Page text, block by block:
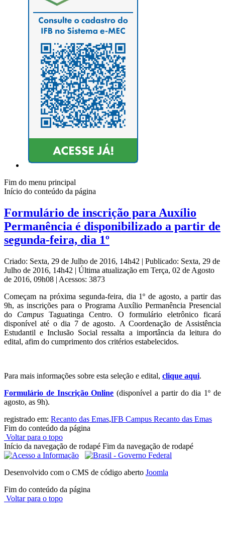
Fim do menu principal
Início do conteúdo da página
Formulário de inscrição para Auxílio
Permanência é disponibilizado a partir de
segunda-feira, dia 1º
Criado: Sexta, 29 de Julho de 2016, 14h42 | Publicado: Sexta, 29 de
Julho de 2016, 14h42 | Última atualização em Terça, 02 de Agosto
de 2016, 09h08 | Acessos: 3873
Começam na próxima segunda-feira, dia 1º de agosto, a partir das
9h, as inscrições para o Programa Auxílio Permanência Presencial
do Campus Taguatinga Centro. O formulário eletrônico ficará
disponível até o dia 7 de agosto. A Coordenação de Assistência
Estudantil e Inclusão Social ressalta a importância da leitura do
edital, afim do cumprimento dos critérios estabelecidos.
Para mais informações sobre esta seleção e edital, clique aqui.
Formulário de Inscrição Online (disponível a partir do dia 1º de
agosto, as 9h).
registrado em: Recanto das Emas,IFB Campus Recanto das Emas
Fim do conteúdo da página
Voltar para o topo
Início da navegação de rodapé Fim da navegação de rodapé
Desenvolvido com o CMS de código aberto Joomla
Fim do conteúdo da página
Voltar para o topo